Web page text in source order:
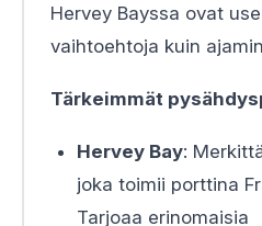
Hervey Bayssa ovat
vaihtoehtoja kuin
Tärkeimmät
Hervey Bay:
joka toimii porttina
Tarjoaa erinomaisia